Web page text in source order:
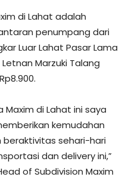
di Lahat adalah
penumpang dari
Luar Lahat Pasar Lama
Marzuki Talang
di Lahat ini saya
kemudahan
sehari-hari
dan delivery ini,”
of Subdivision Maxim